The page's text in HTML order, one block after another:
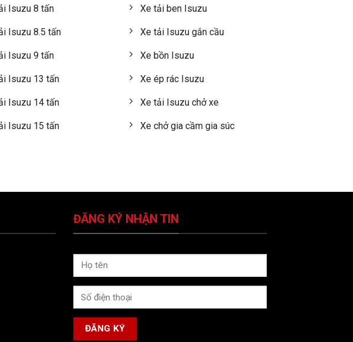
Isuzu 8 tấn
Isuzu 8.5 tấn
Isuzu 9 tấn
Isuzu 13 tấn
Isuzu 14 tấn
Isuzu 15 tấn
Xe tải ben Isuzu
Xe tải Isuzu gắn cầu
Xe bồn Isuzu
Xe ép rác Isuzu
Xe tải Isuzu chở xe
Xe chở gia cầm gia súc
ĐĂNG KÝ NHẬN TIN